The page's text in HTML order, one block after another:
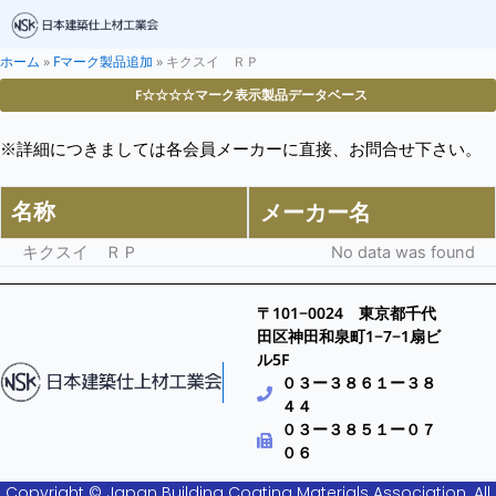
ホーム » Fマーク製品追加 » キクスイ ＲＰ
F☆☆☆☆マーク表示製品データベース
※詳細につきましては各会員メーカーに直接、お問合せ下さい。
名称 メーカー名
キクスイ ＲＰ No data was found
〒101−0024 東京都千代
田区神田和泉町1−7−1扇ビ
ル5F
０３ー３８６１ー３８
４４
０３ー３８５１ー０７
０６